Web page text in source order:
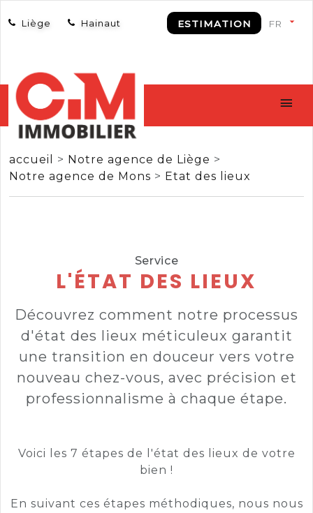
Liège Hainaut ESTIMATION
accueil > Notre agence de Liège >
Notre agence de Mons > Etat des lieux
Service
L'ÉTAT DES LIEUX
Découvrez comment notre processus
d'état des lieux méticuleux garantit
une transition en douceur vers votre
nouveau chez-vous, avec précision et
professionnalisme à chaque étape.
Voici les 7 étapes de l'état des lieux de votre
bien !
En suivant ces étapes méthodiques, nous nous